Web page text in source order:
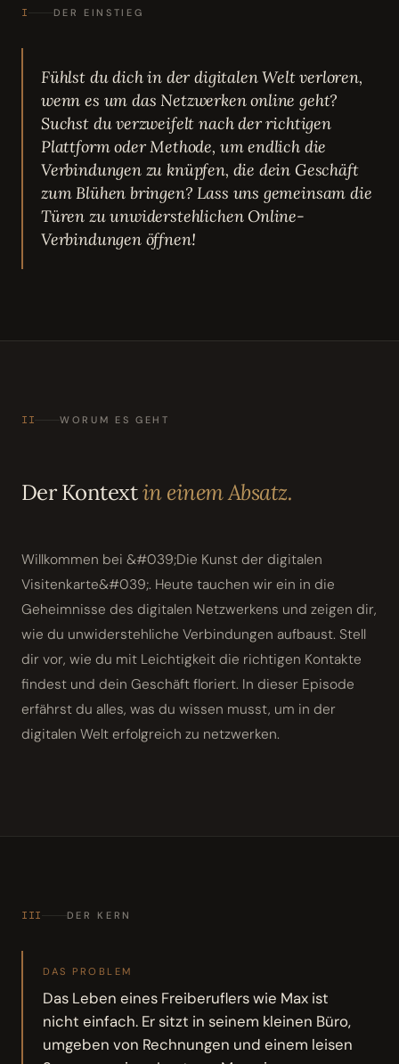
I DER EINSTIEG
Fühlst du dich in der digitalen Welt verloren,
wenn es um das Netzwerken online geht?
Suchst du verzweifelt nach der richtigen
Plattform oder Methode, um endlich die
Verbindungen zu knüpfen, die dein Geschäft
zum Blühen bringen? Lass uns gemeinsam die
Türen zu unwiderstehlichen Online-
Verbindungen öffnen!
II WORUM ES GEHT
Der Kontextin einem Absatz.
Willkommen bei &#039;Die Kunst der digitalen
Visitenkarte&#039;. Heute tauchen wir ein in die
Geheimnisse des digitalen Netzwerkens und zeigen dir,
wie du unwiderstehliche Verbindungen aufbaust. Stell
dir vor, wie du mit Leichtigkeit die richtigen Kontakte
findest und dein Geschäft floriert. In dieser Episode
erfährst du alles, was du wissen musst, um in der
digitalen Welt erfolgreich zu netzwerken.
III DER KERN
DAS PROBLEM
Das Leben eines Freiberuflers wie Max ist
nicht einfach. Er sitzt in seinem kleinen Büro,
umgeben von Rechnungen und einem leisen